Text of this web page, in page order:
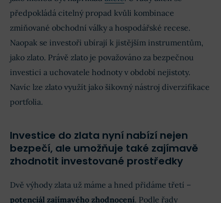
předpokládá citelný propad kvůli kombinace
zmiňované obchodní války a hospodářské recese.
Naopak se investoři ubírají k jistějším instrumentům,
jako zlato. Právě zlato je považováno za bezpečnou
investici a uchovatele hodnoty v období nejistoty.
Navíc lze zlato využít jako šikovný nástroj diverzifikace
portfolia.
Investice do zlata nyní nabízí nejen
bezpečí, ale umožňuje také zajímavě
zhodnotit investované prostředky
Dvě výhody zlata už máme a hned přidáme třetí –
potenciál zajímavého zhodnocení. Podle řady